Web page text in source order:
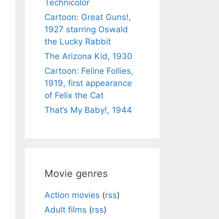
Technicolor
Cartoon: Great Guns!,
1927 starring Oswald
the Lucky Rabbit
The Arizona Kid, 1930
Cartoon: Feline Follies,
1919, first appearance
of Felix the Cat
That’s My Baby!, 1944
Movie genres
Action movies (rss)
Adult films (rss)